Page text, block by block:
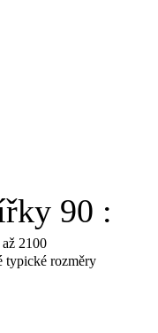
90 :
2100
typické rozměry